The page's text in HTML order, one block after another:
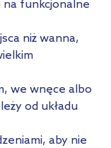
na funkcjonalne
niż wanna,
we wnęce albo
od układu
aby nie